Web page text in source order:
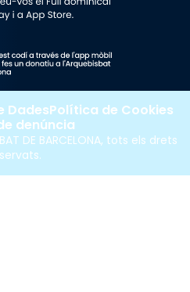
DE BARCELONA, tots els drets
DadesPolítica de Cookies
denúncia